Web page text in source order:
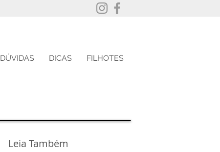
DÚVIDAS DICAS FILHOTES
Leia Também